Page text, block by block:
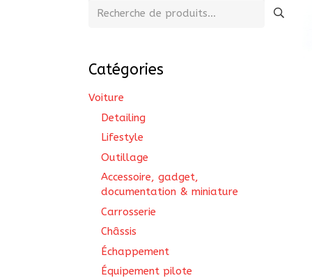
Recherche
Catégories
Voiture
Detailing
Lifestyle
Outillage
Accessoire, gadget,
documentation & miniature
Carrosserie
Châssis
Échappement
Équipement pilote